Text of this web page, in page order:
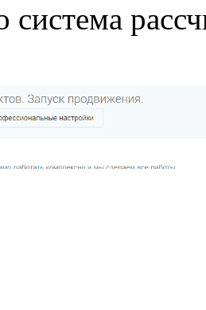
система